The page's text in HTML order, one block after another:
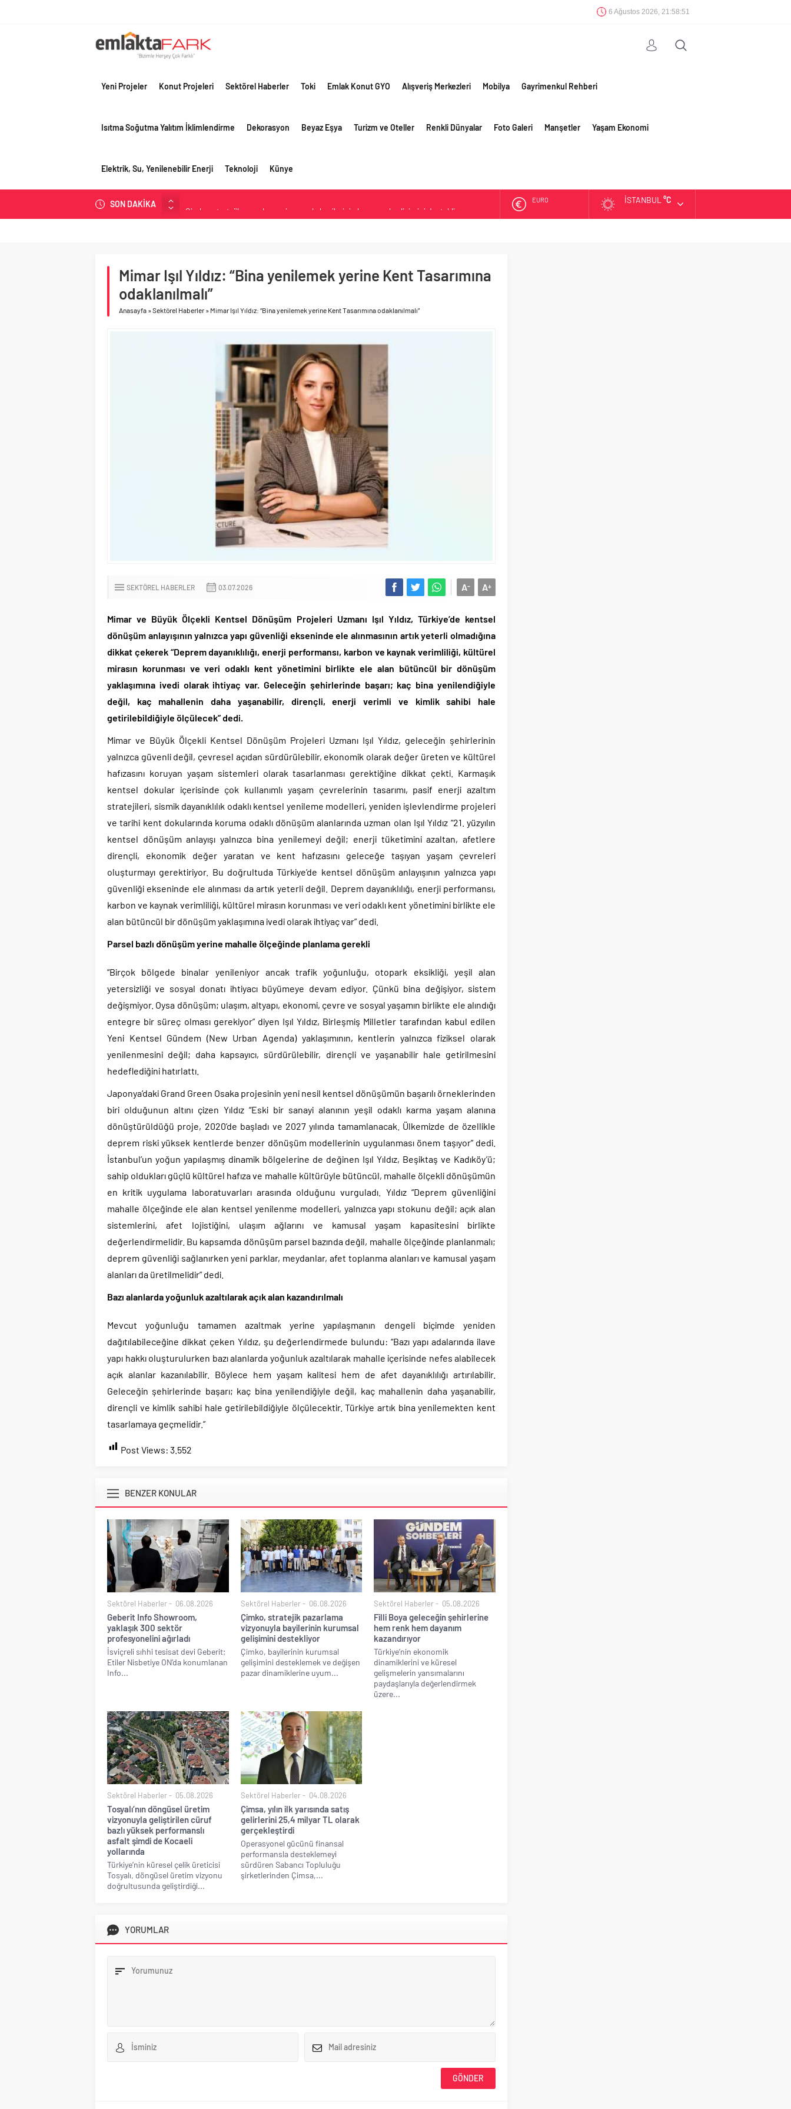
6 Ağustos 2026, 21:58:52
Yeni Projeler Konut Projeleri Sektörel Haberler Toki Emlak Konut GYO Alışveriş Merkezleri Mobilya Gayrimenkul Rehberi
Isıtma Soğutma Yalıtım İklimlendirme Dekorasyon Beyaz Eşya Turizm ve Oteller Renkli Dünyalar Foto Galeri Manşetler Yaşam Ekonomi
Elektrik, Su, Yenilenebilir Enerji Teknoloji Künye
SON DAKİKA
Birleşik Arap Emirlikleri’nin ilk yüksek hızlı demiryolu projesine Kalyon İnşaat imzası
asfalt şimdi de Kocaeli yollarında
Geberit Info Showroom, yaklaşık 300 sektör profesyonelini ağırladı
EURO İSTANBUL °C
Mimar Işıl Yıldız: “Bina yenilemek yerine Kent Tasarımına
odaklanılmalı”
Anasayfa »Sektörel Haberler » Mimar Işıl Yıldız: “Bina yenilemek yerine Kent Tasarımına odaklanılmalı”
SEKTÖREL HABERLER 03.07.2026 A+
A-
Mimar ve Büyük Ölçekli Kentsel Dönüşüm Projeleri Uzmanı Işıl Yıldız, Türkiye’de kentsel
dönüşüm anlayışının yalnızca yapı güvenliği ekseninde ele alınmasının artık yeterli olmadığına
dikkat çekerek “Deprem dayanıklılığı, enerji performansı, karbon ve kaynak verimliliği, kültürel
mirasın korunması ve veri odaklı kent yönetimini birlikte ele alan bütüncül bir dönüşüm
yaklaşımına ivedi olarak ihtiyaç var. Geleceğin şehirlerinde başarı; kaç bina yenilendiğiyle
değil, kaç mahallenin daha yaşanabilir, dirençli, enerji verimli ve kimlik sahibi hale
getirilebildiğiyle ölçülecek” dedi.
Mimar ve Büyük Ölçekli Kentsel Dönüşüm Projeleri Uzmanı Işıl Yıldız, geleceğin şehirlerinin
yalnızca güvenli değil, çevresel açıdan sürdürülebilir, ekonomik olarak değer üreten ve kültürel
hafızasını koruyan yaşam sistemleri olarak tasarlanması gerektiğine dikkat çekti. Karmaşık
kentsel dokular içerisinde çok kullanımlı yaşam çevrelerinin tasarımı, pasif enerji azaltım
stratejileri, sismik dayanıklılık odaklı kentsel yenileme modelleri, yeniden işlevlendirme projeleri
ve tarihi kent dokularında koruma odaklı dönüşüm alanlarında uzman olan Işıl Yıldız “21. yüzyılın
kentsel dönüşüm anlayışı yalnızca bina yenilemeyi değil; enerji tüketimini azaltan, afetlere
dirençli, ekonomik değer yaratan ve kent hafızasını geleceğe taşıyan yaşam çevreleri
oluşturmayı gerektiriyor. Bu doğrultuda Türkiye’de kentsel dönüşüm anlayışının yalnızca yapı
güvenliği ekseninde ele alınması da artık yeterli değil. Deprem dayanıklılığı, enerji performansı,
karbon ve kaynak verimliliği, kültürel mirasın korunması ve veri odaklı kent yönetimini birlikte ele
alan bütüncül bir dönüşüm yaklaşımına ivedi olarak ihtiyaç var” dedi.
Parsel bazlı dönüşüm yerine mahalle ölçeğinde planlama gerekli
“Birçok bölgede binalar yenileniyor ancak trafik yoğunluğu, otopark eksikliği, yeşil alan
yetersizliği ve sosyal donatı ihtiyacı büyümeye devam ediyor. Çünkü bina değişiyor, sistem
değişmiyor. Oysa dönüşüm; ulaşım, altyapı, ekonomi, çevre ve sosyal yaşamın birlikte ele alındığı
entegre bir süreç olması gerekiyor” diyen Işıl Yıldız, Birleşmiş Milletler tarafından kabul edilen
Yeni Kentsel Gündem (New Urban Agenda) yaklaşımının, kentlerin yalnızca fiziksel olarak
yenilenmesini değil; daha kapsayıcı, sürdürülebilir, dirençli ve yaşanabilir hale getirilmesini
hedeflediğini hatırlattı.
Japonya’daki Grand Green Osaka projesinin yeni nesil kentsel dönüşümün başarılı örneklerinden
biri olduğunun altını çizen Yıldız “Eski bir sanayi alanının yeşil odaklı karma yaşam alanına
dönüştürüldüğü proje, 2020’de başladı ve 2027 yılında tamamlanacak. Ülkemizde de özellikle
deprem riski yüksek kentlerde benzer dönüşüm modellerinin uygulanması önem taşıyor” dedi.
İstanbul’un yoğun yapılaşmış dinamik bölgelerine de değinen Işıl Yıldız, Beşiktaş ve Kadıköy’ü;
sahip oldukları güçlü kültürel hafıza ve mahalle kültürüyle bütüncül, mahalle ölçekli dönüşümün
en kritik uygulama laboratuvarları arasında olduğunu vurguladı. Yıldız “Deprem güvenliğini
mahalle ölçeğinde ele alan kentsel yenilenme modelleri, yalnızca yapı stokunu değil; açık alan
sistemlerini, afet lojistiğini, ulaşım ağlarını ve kamusal yaşam kapasitesini birlikte
değerlendirmelidir. Bu kapsamda dönüşüm parsel bazında değil, mahalle ölçeğinde planlanmalı;
deprem güvenliği sağlanırken yeni parklar, meydanlar, afet toplanma alanları ve kamusal yaşam
alanları da üretilmelidir” dedi.
Bazı alanlarda yoğunluk azaltılarak açık alan kazandırılmalı
Mevcut yoğunluğu tamamen azaltmak yerine yapılaşmanın dengeli biçimde yeniden
dağıtılabileceğine dikkat çeken Yıldız, şu değerlendirmede bulundu: “Bazı yapı adalarında ilave
yapı hakkı oluşturulurken bazı alanlarda yoğunluk azaltılarak mahalle içerisinde nefes alabilecek
açık alanlar kazanılabilir. Böylece hem yaşam kalitesi hem de afet dayanıklılığı artırılabilir.
Geleceğin şehirlerinde başarı; kaç bina yenilendiğiyle değil, kaç mahallenin daha yaşanabilir,
dirençli ve kimlik sahibi hale getirilebildiğiyle ölçülecektir. Türkiye artık bina yenilemekten kent
tasarlamaya geçmelidir.”
Post Views: 3.552
BENZER KONULAR
Sektörel Haberler 06.08.2026
Geberit Info Showroom,
yaklaşık 300 sektör
profesyonelini ağırladı
İsviçreli sıhhi tesisat devi Geberit;
Etiler Nisbetiye ON’da konumlanan
Info...
Sektörel Haberler 06.08.2026
Çimko, stratejik pazarlama
vizyonuyla bayilerinin kurumsal
gelişimini destekliyor
Çimko, bayilerinin kurumsal
gelişimini desteklemek ve değişen
pazar dinamiklerine uyum...
Sektörel Haberler 05.08.2026
Filli Boya geleceğin şehirlerine
hem renk hem dayanım
kazandırıyor
Türkiye’nin ekonomik
dinamiklerini ve küresel
gelişmelerin yansımalarını
paydaşlarıyla değerlendirmek
üzere...
Sektörel Haberler 05.08.2026
Tosyalı’nın döngüsel üretim
vizyonuyla geliştirilen cüruf
bazlı yüksek performanslı
asfalt şimdi de Kocaeli
yollarında
Türkiye’nin küresel çelik üreticisi
Tosyalı, döngüsel üretim vizyonu
doğrultusunda geliştirdiği...
Sektörel Haberler 04.08.2026
Çimsa, yılın ilk yarısında satış
gelirlerini 25,4 milyar TL olarak
gerçekleştirdi
Operasyonel gücünü finansal
performansla desteklemeyi
sürdüren Sabancı Topluluğu
şirketlerinden Çimsa,...
YORUMLAR